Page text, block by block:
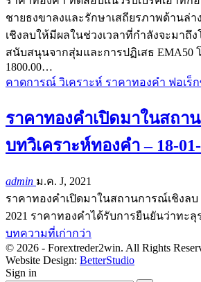
ชายธงขาลงและรักษาเสถียรภาพด้านล่
เชิงลบให้มีผลในช่วงเวลาที่กำลังจะมาถึง
สนับสนุนจากสุ่มและการปฏิเสธ EMA50
1800.00…
คาดการณ์ วิเคราะห์ ราคาทองคำ ฟอเร็
ราคาทองคำเปิดมาในสถา
บทวิเคราะห์ทองคำ – 18-01-
admin ม.ค. J, 2021
ราคาทองคำเปิดมาในสถานการณ์เชิงลบ
2021 ราคาทองคำได้รับการยืนยันว่าทะลุ
บทความที่เก่ากว่า
© 2026 - Forextreder2win. All Rights
Website Design: BetterStudio
Sign in